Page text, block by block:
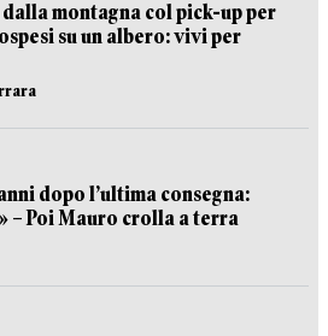
montagna col pick-up per
su un albero: vivi per
dopo l’ultima consegna:
– Poi Mauro crolla a terra